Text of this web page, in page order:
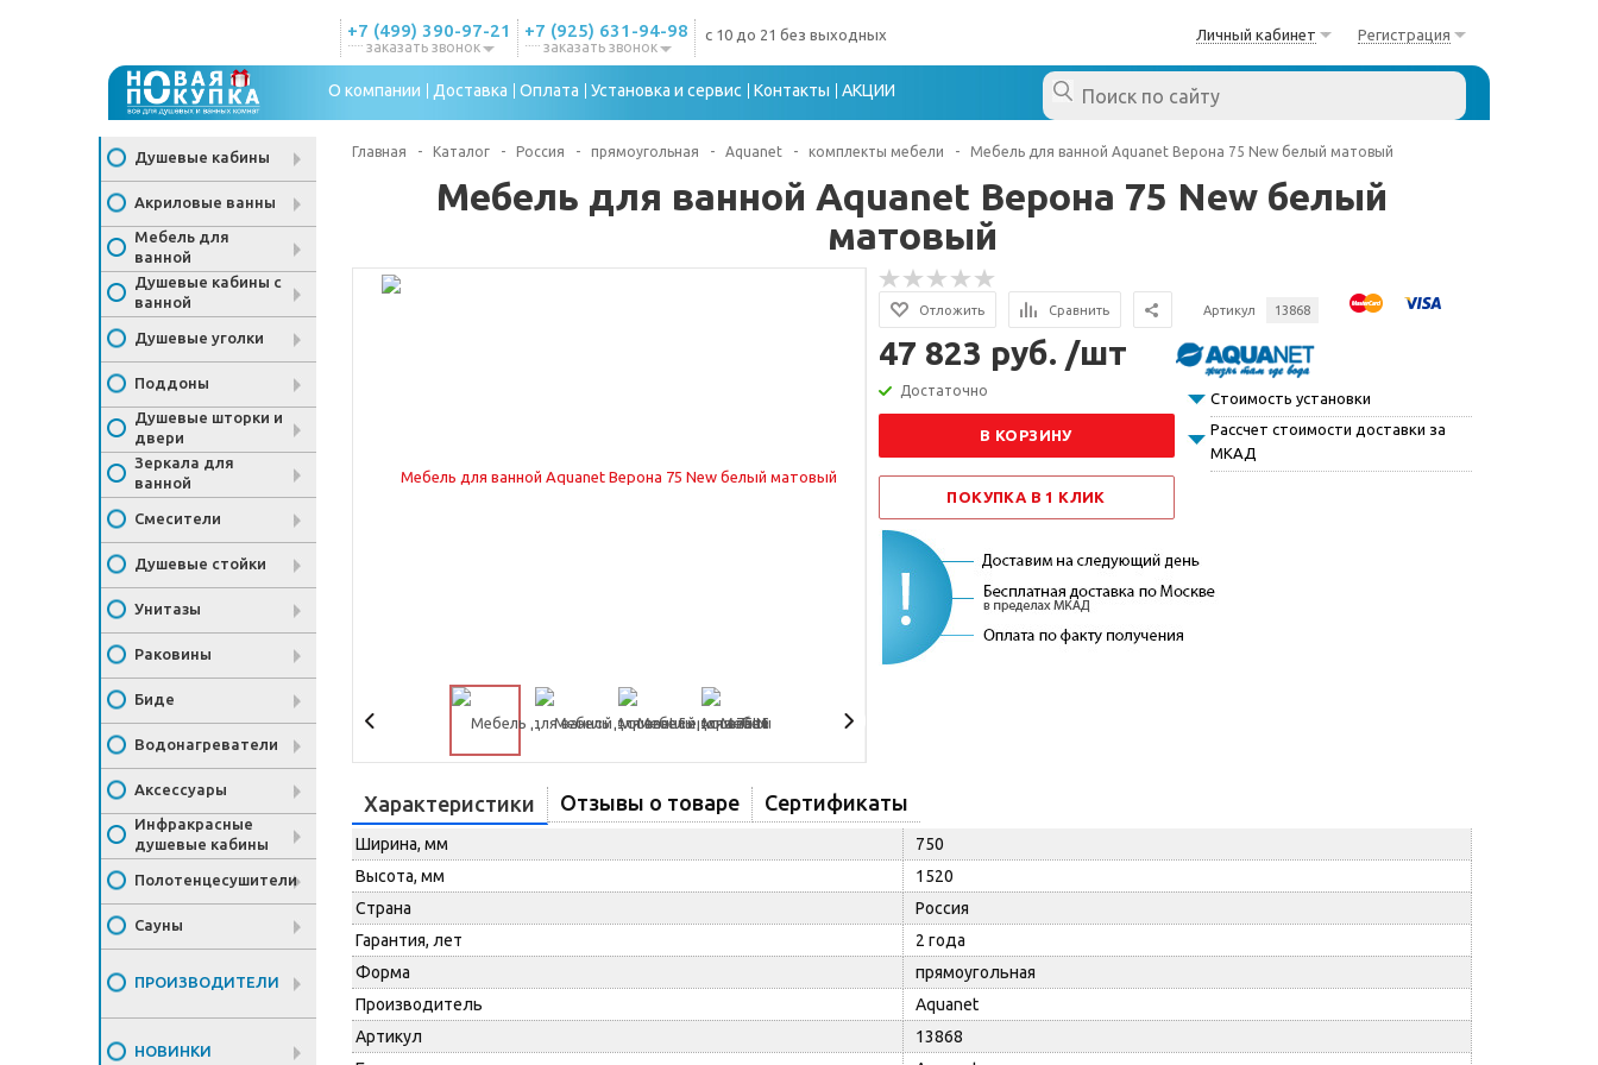
+7 (499) 390-97-21
заказать звонок
+7 (925) 631-94-98
заказать звонок
с 10 до 21 без выходных Личный кабинет Регистрация
О компании Доставка Оплата Установка и сервис Контакты АКЦИИ
Душевые кабины
Акриловые ванны
Мебель для
ванной
Душевые кабины с
ванной
Душевые уголки
Поддоны
Душевые шторки и
двери
Зеркала для
ванной
Смесители
Душевые стойки
Унитазы
Раковины
Биде
Водонагреватели
Аксессуары
Инфракрасные
душевые кабины
Полотенцесушители
Сауны
ПРОИЗВОДИТЕЛИ
НОВИНКИ
Главная - Каталог - Россия - прямоугольная - Aquanet - комплекты мебели - Мебель для ванной Aquanet Верона 75 New белый матовый
Мебель для ванной Aquanet Верона 75 New белый
матовый
Отложить Сравнить Артикул 13868
47 823 руб. /шт
Достаточно
В КОРЗИНУ
ПОКУПКА В 1 КЛИК
Стоимость установки
Рассчет стоимости доставки за
МКАД
Характеристики Отзывы о товаре Сертификаты
Ширина, мм
750
Высота, мм
1520
Страна
Россия
Гарантия, лет
2 года
Форма
прямоугольная
Производитель
Aquanet
Артикул
13868